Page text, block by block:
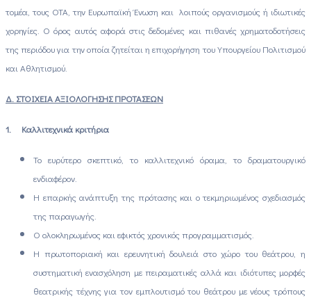
τομέα, τους ΟΤΑ, την Ευρωπαϊκή Ένωση και λοιπούς οργανισμούς ή ιδιωτικές
χορηγίες. Ο όρος αυτός αφορά στις δεδομένες και πιθανές χρηματοδοτήσεις
της περιόδου για την οποία ζητείται η επιχορήγηση του Υπουργείου Πολιτισμού
και Αθλητισμού.
Δ. ΣΤΟΙΧΕΙΑ ΑΞΙΟΛΟΓΗΣΗΣ ΠΡΟΤΑΣΕΩΝ
1. Καλλιτεχνικά κριτήρια
Το ευρύτερο σκεπτικό, το καλλιτεχνικό όραμα, το δραματουργικό
ενδιαφέρον.
Η επαρκής ανάπτυξη της πρότασης και ο τεκμηριωμένος σχεδιασμός
της παραγωγής.
Ο ολοκληρωμένος και εφικτός χρονικός προγραμματισμός.
Η πρωτοποριακή και ερευνητική δουλειά στο χώρο του θεάτρου, η
συστηματική ενασχόληση με πειραματικές αλλά και ιδιότυπες μορφές
θεατρικής τέχνης για τον εμπλουτισμό του θεάτρου με νέους τρόπους